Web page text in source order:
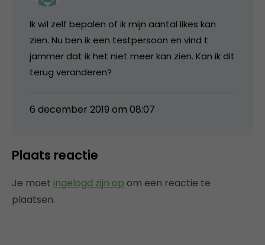
Ik wil zelf bepalen of ik mijn aantal likes kan
zien. Nu ben ik een testpersoon en vind t
jammer dat ik het niet meer kan zien. Kan ik dit
terug veranderen?
6 december 2019 om 08:07
Plaats reactie
Je moet ingelogd zijn op om een reactie te
plaatsen.